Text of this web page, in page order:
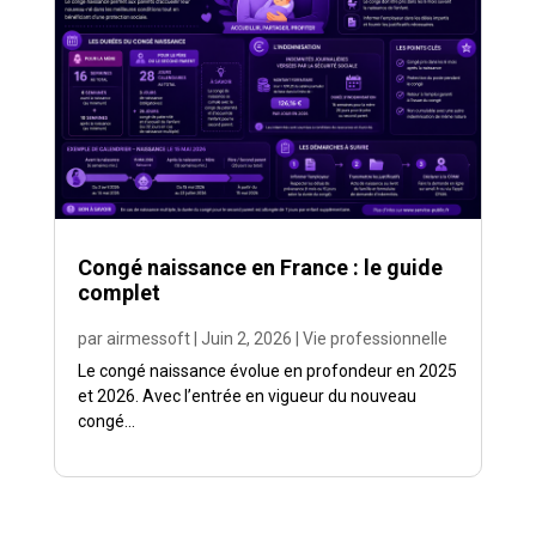
Congé naissance en France : le guide
complet
parairmessoft| Juin 2, 2026
Vie professionnelle
Le congé naissance évolue en profondeur en 2025
et 2026. Avec l’entrée en vigueur du nouveau
congé...